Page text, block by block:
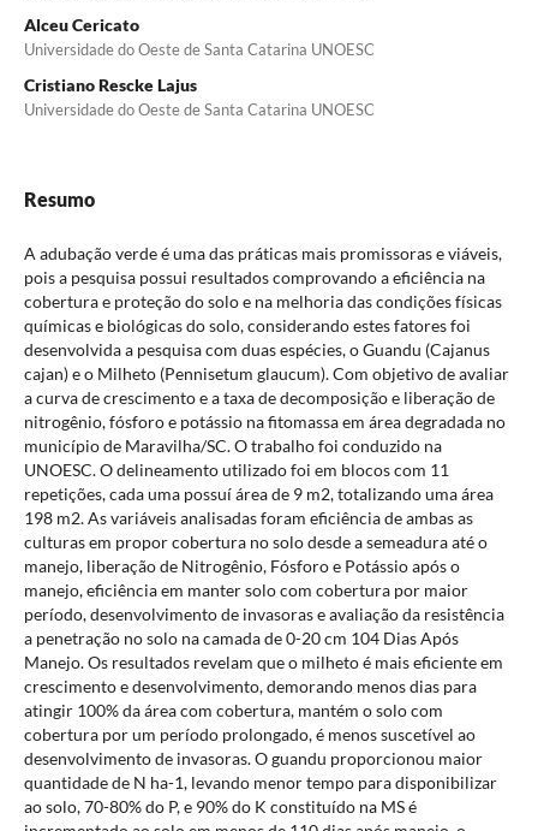
Alceu Cericato
Universidade do Oeste de Santa Catarina UNOESC
Cristiano Rescke Lajus
Universidade do Oeste de Santa Catarina UNOESC
Resumo
A adubação verde é uma das práticas mais promissoras e viáveis,
pois a pesquisa possui resultados comprovando a eficiência na
cobertura e proteção do solo e na melhoria das condições físicas
químicas e biológicas do solo, considerando estes fatores foi
desenvolvida a pesquisa com duas espécies, o Guandu (Cajanus
cajan) e o Milheto (Pennisetum glaucum). Com objetivo de avaliar
a curva de crescimento e a taxa de decomposição e liberação de
nitrogênio, fósforo e potássio na fitomassa em área degradada no
município de Maravilha/SC. O trabalho foi conduzido na
UNOESC. O delineamento utilizado foi em blocos com 11
repetições, cada uma possuí área de 9 m2, totalizando uma área
198 m2. As variáveis analisadas foram eficiência de ambas as
culturas em propor cobertura no solo desde a semeadura até o
manejo, liberação de Nitrogênio, Fósforo e Potássio após o
manejo, eficiência em manter solo com cobertura por maior
período, desenvolvimento de invasoras e avaliação da resistência
a penetração no solo na camada de 0-20 cm 104 Dias Após
Manejo. Os resultados revelam que o milheto é mais eficiente em
crescimento e desenvolvimento, demorando menos dias para
atingir 100% da área com cobertura, mantém o solo com
cobertura por um período prolongado, é menos suscetível ao
desenvolvimento de invasoras. O guandu proporcionou maior
quantidade de N ha-1, levando menor tempo para disponibilizar
ao solo, 70-80% do P, e 90% do K constituído na MS é